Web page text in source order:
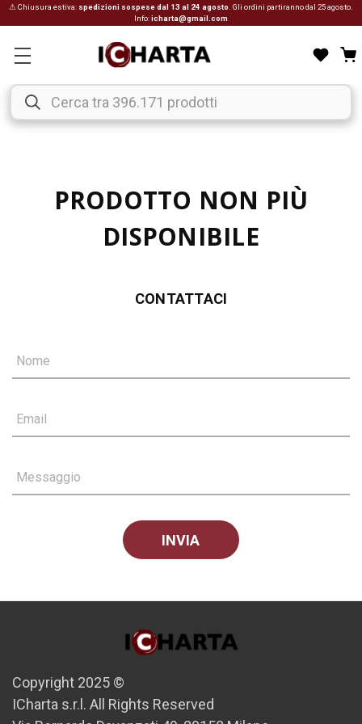
⚠ Chiusura estiva: spedizioni sospese dal 13 al 24 agosto . Gli ordini partiranno dal 25 agosto.
Info:icharta@gmail.com
PRODOTTO NON PIÙ
DISPONIBILE
CONTATTACI
Nome
Email
Messaggio
Copyright 2025 ©
ICharta s.r.l. All Rights Reserved